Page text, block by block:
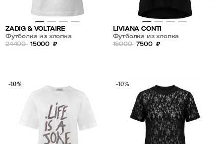
ZADIG & VOLTAIRE
Футболка из хлопка
24400 15000 ₽
LIVIANA CONTI
Футболка из хлопка
15000 7500 ₽
-10% -10%